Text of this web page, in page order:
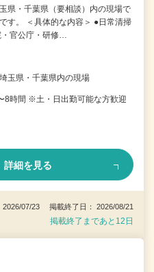
県・千葉県（要相談）内の現場で
す。 ＜具体的な内容＞ ●日常清掃
・官公庁・研修…
玉県・千葉県内の現場
8時間 ※土・日出勤可能な方歓迎
詳細を見る
2026/07/23 掲載終了日： 2026/08/21
掲載終了まであと12日